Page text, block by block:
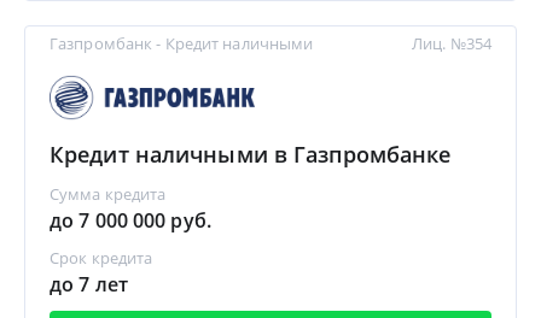
Газпромбанк - Кредит наличными
Кредит наличными в Газпромбанке
Сумма кредита
до 7 000 000 руб.
Срок кредита
до 7 лет
Лиц. №354